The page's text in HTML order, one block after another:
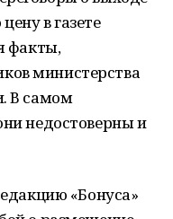
в газете
факты,
министерства
В самом
недостоверны и
«Бонуса»